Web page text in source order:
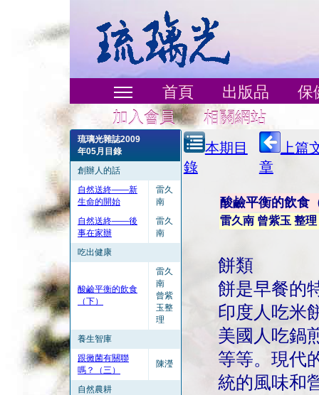
首頁 出版品
保
加入會員
相關網站
琉璃光雜誌2009
年05月目錄
創辦人的話
自然送終——新
生命的開始
雷久
南
自然送終——後
事在家辦
雷久
南
吃出健康
酸鹼平衡的飲食
（下）
雷久
南
曾紫
玉整
理
養生智庫
跟黴菌有關聯
嗎？（三）
陳瀅
自然農耕
本期目
錄
上篇
章
酸鹼平衡的飲食
雷久南 曾紫玉 整理
餅類
餅是早餐的
印度人吃米
美國人吃鍋
等等。現代
統的風味和